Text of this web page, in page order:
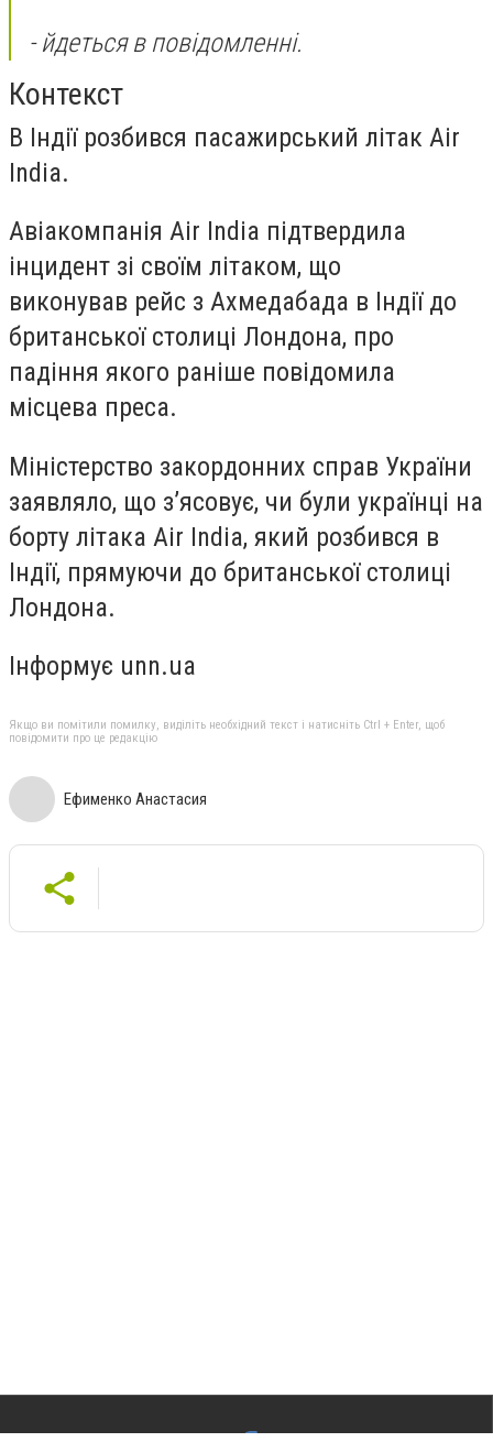
- йдеться в повідомленні.
Контекст
В Індії розбився пасажирський літак Air
India.
Авіакомпанія Air India підтвердила
інцидент зі своїм літаком, що
виконував рейс з Ахмедабада в Індії до
британської столиці Лондона, про
падіння якого раніше повідомила
місцева преса.
Міністерство закордонних справ України
заявляло, що з’ясовує, чи були українці на
борту літака Air India, який розбився в
Індії, прямуючи до британської столиці
Лондона.
Інформує unn.ua
Якщо ви помітили помилку, виділіть необхідний текст і натисніть Ctrl + Enter, щоб
повідомити про це редакцію
Ефименко Анастасия